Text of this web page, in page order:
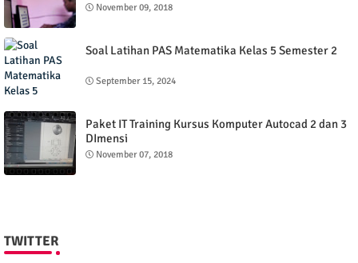
November 09, 2018
Soal Latihan PAS Matematika Kelas 5 Semester 2
September 15, 2024
Paket IT Training Kursus Komputer Autocad 2 dan 3
DImensi
November 07, 2018
TWITTER